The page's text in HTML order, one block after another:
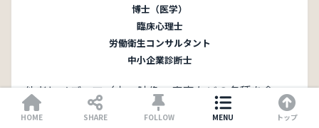
博士（医学）
臨床心理士
労働衛生コンサルタント
中小企業診断士
他者とメディア（本・映像・音声などの各種を含
む）と自己のあいだを往復しながら、日々考えたこ
HOME SHARE FOLLOW MENU トップ